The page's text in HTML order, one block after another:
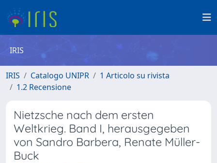
IRIS
IRIS Catalogo UNIPR
1 Articolo su rivista
1.2 Recensione
Nietzsche nach dem ersten
Weltkrieg. Band I, herausgegeben
von Sandro Barbera, Renate Müller-
Buck